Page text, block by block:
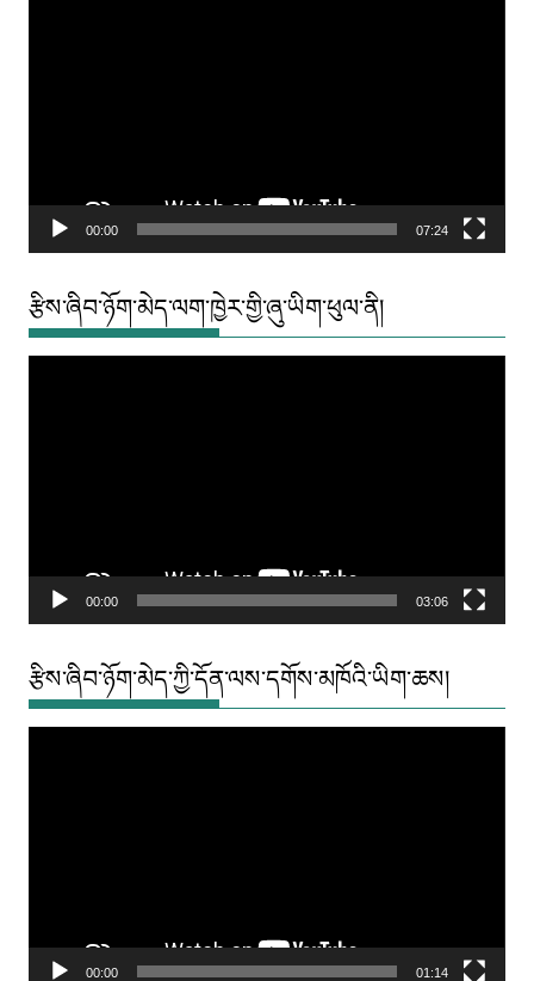
00:00 07:24
རྩིས་ཞིབ་ཉོག་མེད་ལག་ཁྱེར་གྱི་ཞུ་ཡིག་ཕུལ་ནི།
00:00 03:06
རྩིས་ཞིབ་ཉོག་མེད་ཀྱི་དོན་ལས་དགོས་མཁོའི་ཡིག་ཆས།
00:00 01:14